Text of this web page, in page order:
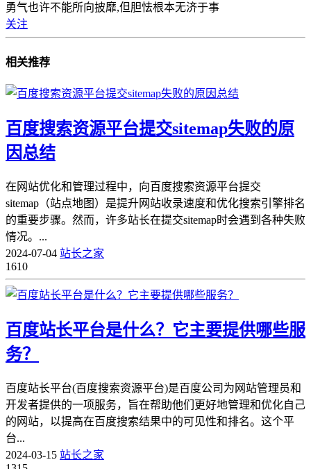
勇气也许不能所向披靡,但胆怯根本无济于事
关注
相关推荐
百度搜索资源平台提交sitemap失败的原
因总结
在网站优化和管理过程中，向百度搜索资源平台提交
sitemap（站点地图）是提升网站收录速度和优化搜索引擎排名
的重要步骤。然而，许多站长在提交sitemap时会遇到各种失败
情况。...
2024-07-04 站长之家
1610
百度站长平台是什么？它主要提供哪些服
务？
百度站长平台(百度搜索资源平台)是百度公司为网站管理员和
开发者提供的一项服务，旨在帮助他们更好地管理和优化自己
的网站，以提高在百度搜索结果中的可见性和排名。这个平
台...
2024-03-15 站长之家